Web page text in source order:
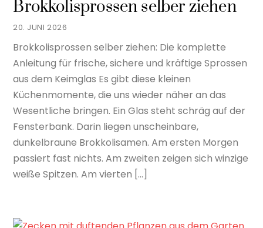
20. JUNI 2026
Brokkolisprossen selber ziehen
Brokkolisprossen selber ziehen: Die komplette
Anleitung für frische, sichere und kräftige Sprossen
aus dem Keimglas Es gibt diese kleinen
Küchenmomente, die uns wieder näher an das
Wesentliche bringen. Ein Glas steht schräg auf der
Fensterbank. Darin liegen unscheinbare,
dunkelbraune Brokkolisamen. Am ersten Morgen
passiert fast nichts. Am zweiten zeigen sich winzige
weiße Spitzen. Am vierten […]